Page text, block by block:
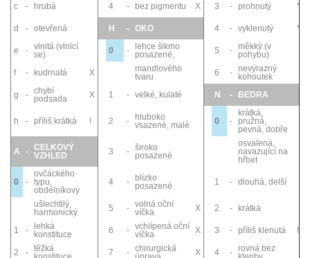
c - hrubá 4 - bez pigmentu X 3 - prohnutý *
d - otevřená H - OKO 4 - vyklenutý *
e - vlnitá (vlnící
se)
0 - lehce šikmo
posazené,
5 -
měkký (v
pohybu)
f
- kudrnatá X
mandlového
tvaru
6 -
nevýrazný
kohoutek
g
- chybí
podsada
X 1 - velké, kulaté N - BEDRA
h - příliš krátká ! 2 -
hluboko
vsazené, malé
0 -
krátká,
pružná,
pevná, dobře
A - CELKOVÝ
VZHLED
3 - široko
posazené
osvalená,
navazující na
hřbet
0 -
ovčáckého
typu,
obdélníkový
4 - blízko
posazené
1 - dlouhá, delší
ušlechtilý,
harmonický
5 - volná oční
víčka
X 2 - krátká
1 - lehká
konstituce
6 - vchlípená oční
víčka
X 3 - příliš klenutá !
2 - těžká
7 - chirurgická
X 4 - rovná bez